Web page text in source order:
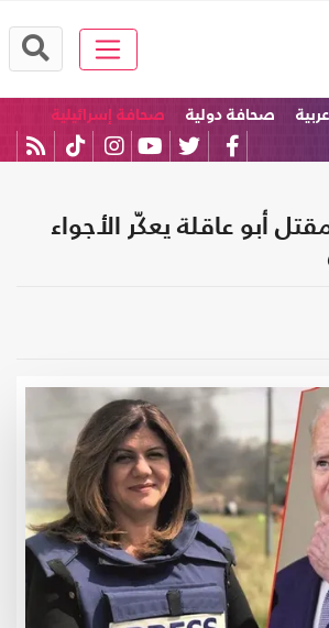
صحافة دولية صحافة إسرائيلية
أبو عاقلة يعكّر الأجواء